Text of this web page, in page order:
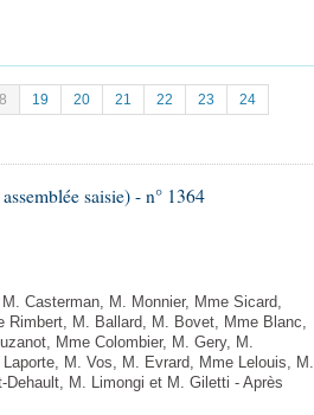
19 20 21 22 23
24
saisie) - n° 1364
Casterman, M. Monnier, Mme Sicard,
Rimbert, M. Ballard, M. Bovet, Mme Blanc,
Mme Colombier, M. Gery, M.
M. Vos, M. Evrard, Mme Lelouis, M.
Dehault, M. Limongi et M. Giletti - Après